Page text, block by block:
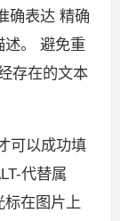
确表达 精确
述。 避免重
存在的文本
可以成功填
代替属
标在图片上